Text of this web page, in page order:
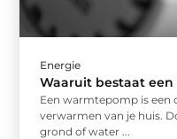
Energie
Waaruit bestaat
Een warmtepomp is een
verwarmen van je huis.
grond of water ...